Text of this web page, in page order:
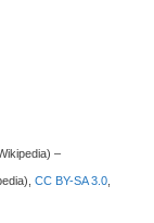
–
CC BY-SA 3.0